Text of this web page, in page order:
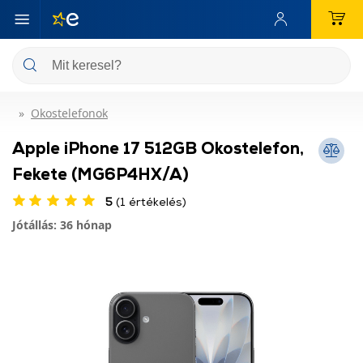
Okostelefonok
Apple iPhone 17 512GB Okostelefon,
Fekete (MG6P4HX/A)
5 (1 értékelés)
Jótállás: 36 hónap